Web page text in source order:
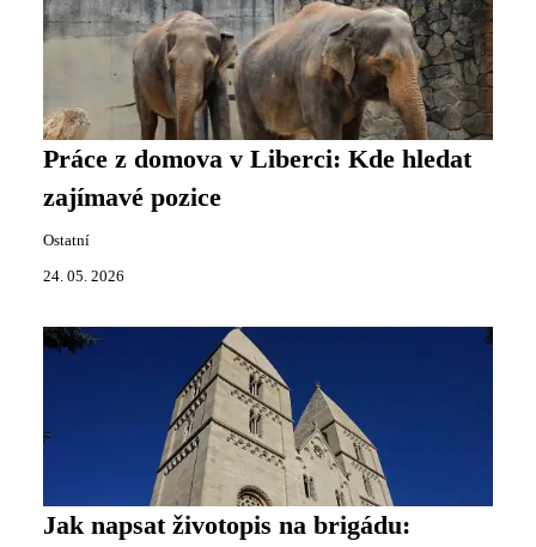
Práce z domova v Liberci: Kde hledat
zajímavé pozice
Ostatní
24. 05. 2026
Jak napsat životopis na brigádu: